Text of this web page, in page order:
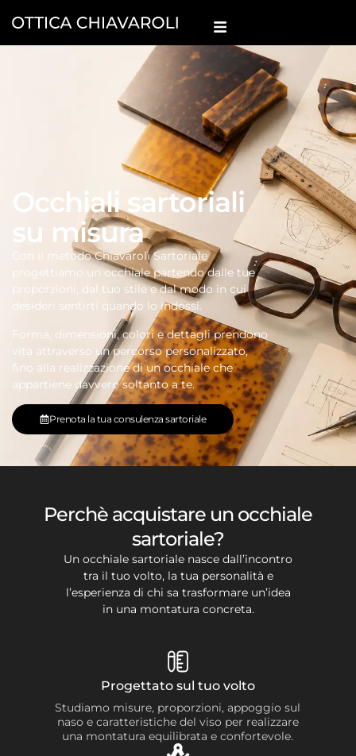
Occhiali sartoriali
su misura
Con il metodo Chiavaroli Sartoriale
progettiamo un occhiale partendo dalle tue
proporzioni, dal tuo stile e dal modo in cui
desideri sentirti quando lo indossi.
Forma, dimensioni, colori e dettagli prendono
vita attraverso un percorso personalizzato,
fino alla realizzazione di un occhiale che
appartiene davvero soltanto a te.
Prenota la tua consulenza sartoriale
Perchè acquistare un occhiale
sartoriale?
Un occhiale sartoriale nasce dall’incontro
tra il tuo volto, la tua personalità e
l’esperienza di chi sa trasformare un’idea
in una montatura concreta.
Progettato sul tuo volto
Studiamo misure, proporzioni, appoggio sul
naso e caratteristiche del viso per realizzare
una montatura equilibrata e confortevole.